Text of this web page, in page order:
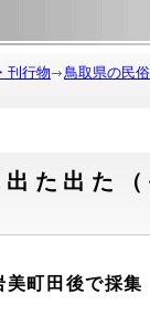
刊行物 鳥取県の民
出た出た
町田後で採集